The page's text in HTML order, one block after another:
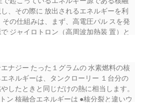
、その際に 放出されるエネルギーを利
その仕組みは、まず、高電圧パル スを発
ジャイロトロン（高周波加熱装 置）と
さ せて重い原子核に変える反応です。
である重 核融合炉のプラズマ 水素と三
核融合反応が起き、ヘリウムと中 性子
が起 こると、非常に大きなエネルギー
子 燃料（三重水素）の 原子核 東京電子は
加速電源を造っています。 核融合反応
ナジー たった１グラムの 水素燃料の核
ネルギーは、タンクローリー １台分の
したときと同じだけの熱に相当します。
ン 核融合エネルギーは ●核分裂と違いウ